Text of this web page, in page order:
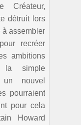
Créateur,
détruit lors
à assembler
recréer
ambitions
simple
nouvel
pourraient
pour cela
Howard